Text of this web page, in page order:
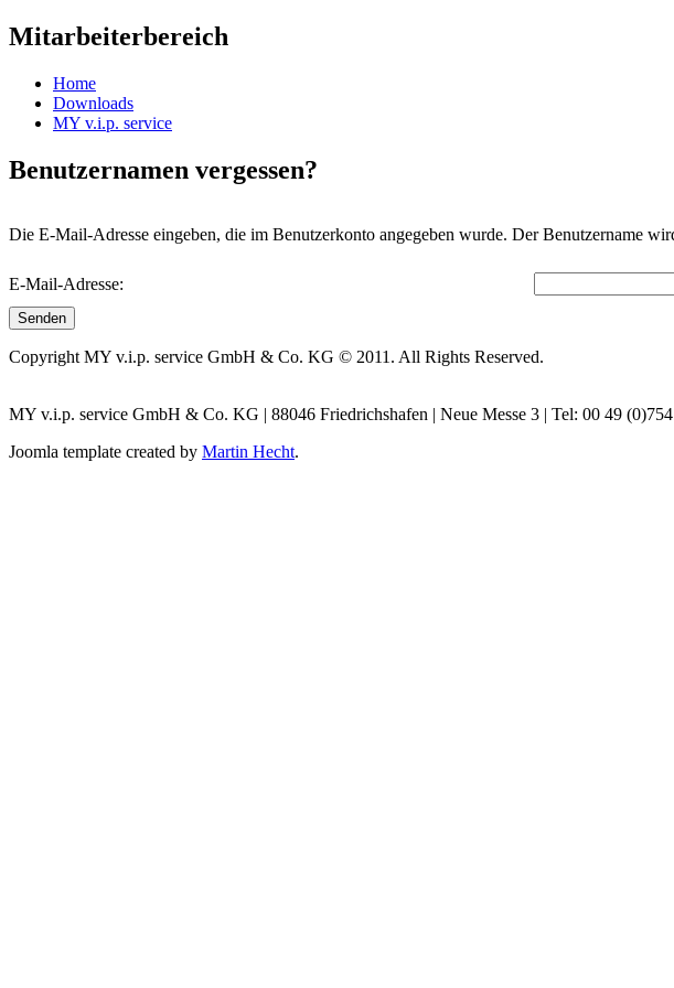
Mitarbeiterbereich
Home
Downloads
MY v.i.p. service
Benutzernamen vergessen?
Die E-Mail-Adresse eingeben, die im Benutzerkonto angegeben wurde. Der Benutzername
E-Mail-Adresse:
Senden
Copyright MY v.i.p. service GmbH & Co. KG © 2011. All Rights Reserved.
MY v.i.p. service GmbH & Co. KG | 88046 Friedrichshafen | Neue Messe 3 | Tel: 00 49
Joomla template created by Martin Hecht.